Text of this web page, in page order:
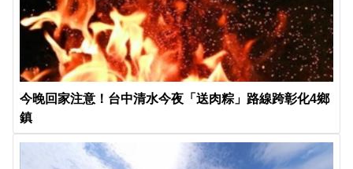
今晚回家注意！台中清水今夜「送肉粽」路線跨彰化4鄉
鎮